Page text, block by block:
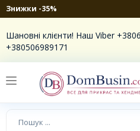
Знижки -35%
Шановні клієнти! Наш Viber
+380506989171